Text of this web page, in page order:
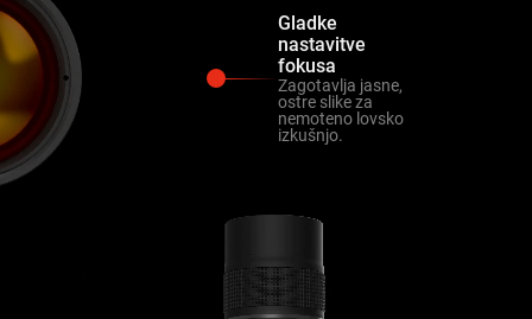
Gladke
nastavitve
fokusa
Zagotavlja jasne,
ostre slike za
nemoteno lovsko
izkušnjo.